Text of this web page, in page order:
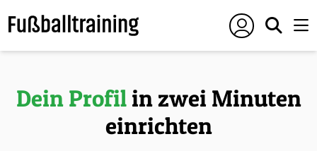
Dein Profilin zwei Minuten
einrichten